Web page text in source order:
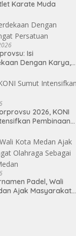
Karate Muda
Isi
Dengan Karya,
2026, KONI
Pembinaan
Padel, Wali
Ajak Masyarakat